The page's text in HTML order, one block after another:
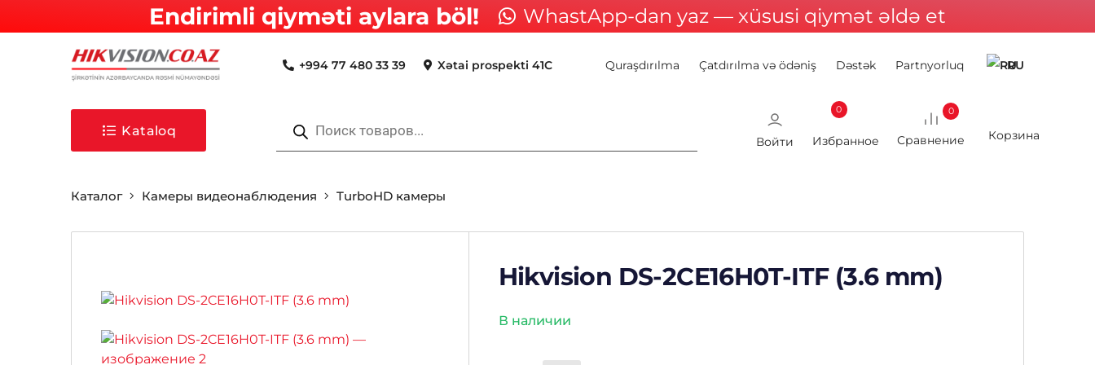
Endirimli qiyməti aylara böl! WhastApp-dan yaz — xüsusi qiymət əldə et
+994 77 480 33 39 Xətai prospekti 41C Quraşdırılma Çatdırılma və ödəniş Dəstək Partnyorluq RU
Kataloq
товаров
Войти
0 0
Каталог Камеры видеонаблюдения TurboHD камеры
Hikvision DS-2CE16H0T-ITF (3.6 mm)
В наличии